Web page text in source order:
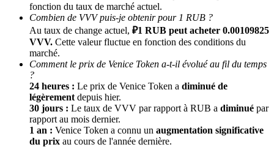
Invitez un ami pour recevoir des récompenses en espèces
BTC Welcome Rewards
fonction du taux de marché actuel.
Combien de VVV puis-je obtenir pour 1 RUB ?
Au taux de change actuel, ₽1 RUB peut acheter 0.00109825
VVV. Cette valeur fluctue en fonction des conditions du
marché.
Comment le prix de Venice Token a-t-il évolué au fil du temps
?
24 heures : Le prix de Venice Token a diminué de
légèrement depuis hier.
30 jours : Le taux de VVV par rapport à RUB a diminué par
rapport au mois dernier.
1 an : Venice Token a connu un augmentation significative
du prix au cours de l'année dernière.